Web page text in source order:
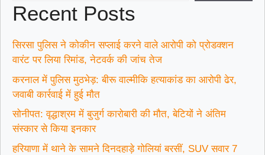
Recent Posts
सिरसा पुलिस ने कोकीन सप्लाई करने वाले आरोपी को प्रोडक्शन
वारंट पर लिया रिमांड, नेटवर्क की जांच तेज
करनाल में पुलिस मुठभेड़: बीरू वाल्मीकि हत्याकांड का आरोपी ढेर,
जवाबी कार्रवाई में हुई मौत
सोनीपत: वृद्धाश्रम में बुजुर्ग कारोबारी की मौत, बेटियों ने अंतिम
संस्कार से किया इनकार
हरियाणा में थाने के सामने दिनदहाड़े गोलियां बरसीं, SUV सवार 7